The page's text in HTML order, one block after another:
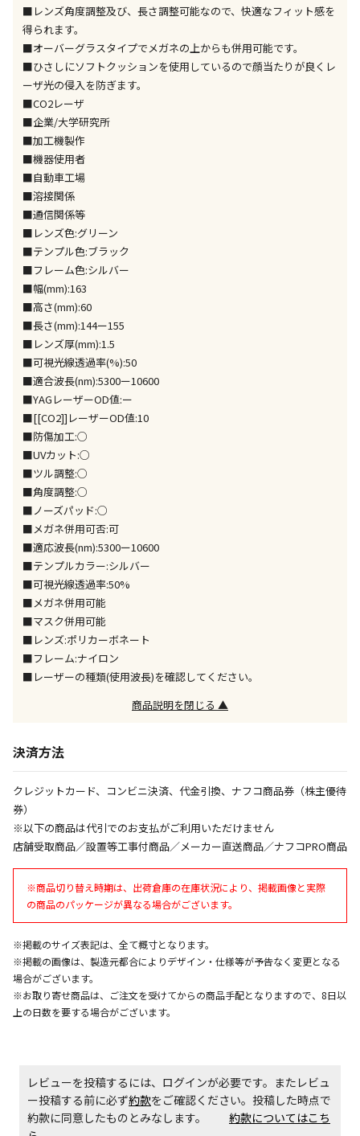
特定の店舗のみで受取ができる商品です（宅配便での
お届けができません）
※同時購入の商品は、全て同じ店舗での受取となりま
す
委託業者によりお届けする商品です
※ほか商品との同時購入はできません。お手数です
が、ご購入手続きを分けてお買い求めください
※支払い方法の代金引換は選択できません。
※電話注文はできません。
宅配のみでお届けする商品です（店舗受取は選択でき
ません）
※「宅配・店舗受取」「宅配のみ」マークの商品のみ
同時購入が可能です
午前9時までのご注文確定した商品については、当日に
出荷いたします。
ただし、メーカーの営業日に基づき出荷手続きを行う
ため、通常よりお時間をいただく場合がございます。
また、日曜・祝日や年末年始などの長期休業期間中
は、休業明けからの出荷対応となります。
設置工事代金も含まれた商品です
お見積商品です。金額・施工日はお打ち合わせの上、
決定となります。
お見積商品です。金額・施工日はお打ち合わせの上、
決定となります。
エアコンの取付工事が必要な商品です。別途費用が発
生する場合がございます。
商品購入個数ごとに送料がかかる商品です
■レンズ角度調整及び、長さ調整可能なので、快適なフィット感を
得られます。
■オーバーグラスタイプでメガネの上からも併用可能です。
■ひさしにソフトクッションを使用しているので顔当たりが良くレ
ーザ光の侵入を防ぎます。
■CO2レーザ
■企業/大学研究所
■加工機製作
■機器使用者
■自動車工場
■溶接関係
■通信関係等
■レンズ色:グリーン
■テンプル色:ブラック
■フレーム色:シルバー
■幅(mm):163
■高さ(mm):60
■長さ(mm):144ー155
■レンズ厚(mm):1.5
■可視光線透過率(%):50
■適合波長(nm):5300ー10600
■YAGレーザーOD値:ー
■[[CO2]]レーザーOD値:10
■防傷加工:○
■UVカット:○
■ツル調整:○
■角度調整:○
■ノーズパッド:○
■メガネ併用可否:可
■適応波長(nm):5300ー10600
■テンプルカラー:シルバー
■可視光線透過率:50%
■メガネ併用可能
■マスク併用可能
■レンズ:ポリカーボネート
■フレーム:ナイロン
■レーザーの種類(使用波長)を確認してください。
商品説明を閉じる ▲
決済方法
クレジットカード、コンビニ決済、代金引換、ナフコ商品券（株主優待
券）
※以下の商品は代引でのお支払がご利用いただけません
店舗受取商品／設置等工事付商品／メーカー直送商品／ナフコPRO商品
※商品切り替え時期は、出荷倉庫の在庫状況により、掲載画像と実際
の商品のパッケージが異なる場合がございます。
※掲載のサイズ表記は、全て概寸となります。
※掲載の画像は、製造元都合によりデザイン・仕様等が予告なく変更となる
場合がございます。
※お取り寄せ商品は、ご注文を受けてからの商品手配となりますので、8日以
上の日数を要する場合がございます。
レビューを投稿するには、ログインが必要です。またレビュ
ー投稿する前に必ず約款をご確認ください。投稿した時点で
約款に同意したものとみなします。 約款についてはこち